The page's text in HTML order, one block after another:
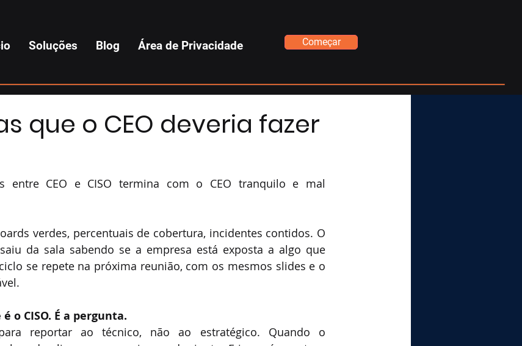
Soluções Blog Área de Privacidade Começar
que o CEO deveria fazer
entre CEO e CISO termina com o CEO tranquilo e mal
verdes, percentuais de cobertura, incidentes contidos. O
da sala sabendo se a empresa está exposta a algo que
se repete na próxima reunião, com os mesmos slides e o
o CISO. É a pergunta.
reportar ao técnico, não ao estratégico. Quando o